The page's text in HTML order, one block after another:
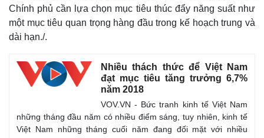
Chính phủ cần lựa chọn mục tiêu thúc đẩy năng suất như
một mục tiêu quan trọng hàng đầu trong kế hoạch trung và
dài hạn./.
Nhiều thách thức để Việt Nam
đạt mục tiêu tăng trưởng 6,7%
năm 2018
VOV.VN - Bức tranh kinh tế Việt Nam
những tháng đầu năm có nhiều điểm sáng, tuy nhiên, kinh tế
Việt Nam những tháng cuối năm đang đối mặt với nhiều